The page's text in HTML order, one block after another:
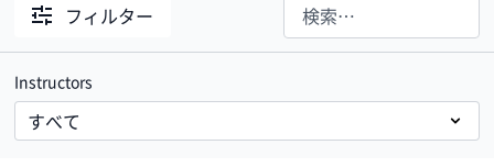
フィルター
Instructors